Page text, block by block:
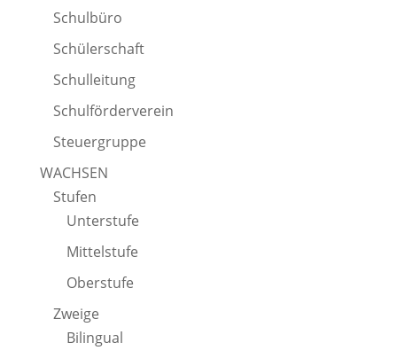
Schulbüro
Schülerschaft
Schulleitung
Schulförderverein
Steuergruppe
WACHSEN
Stufen
Unterstufe
Mittelstufe
Oberstufe
Zweige
Bilingual